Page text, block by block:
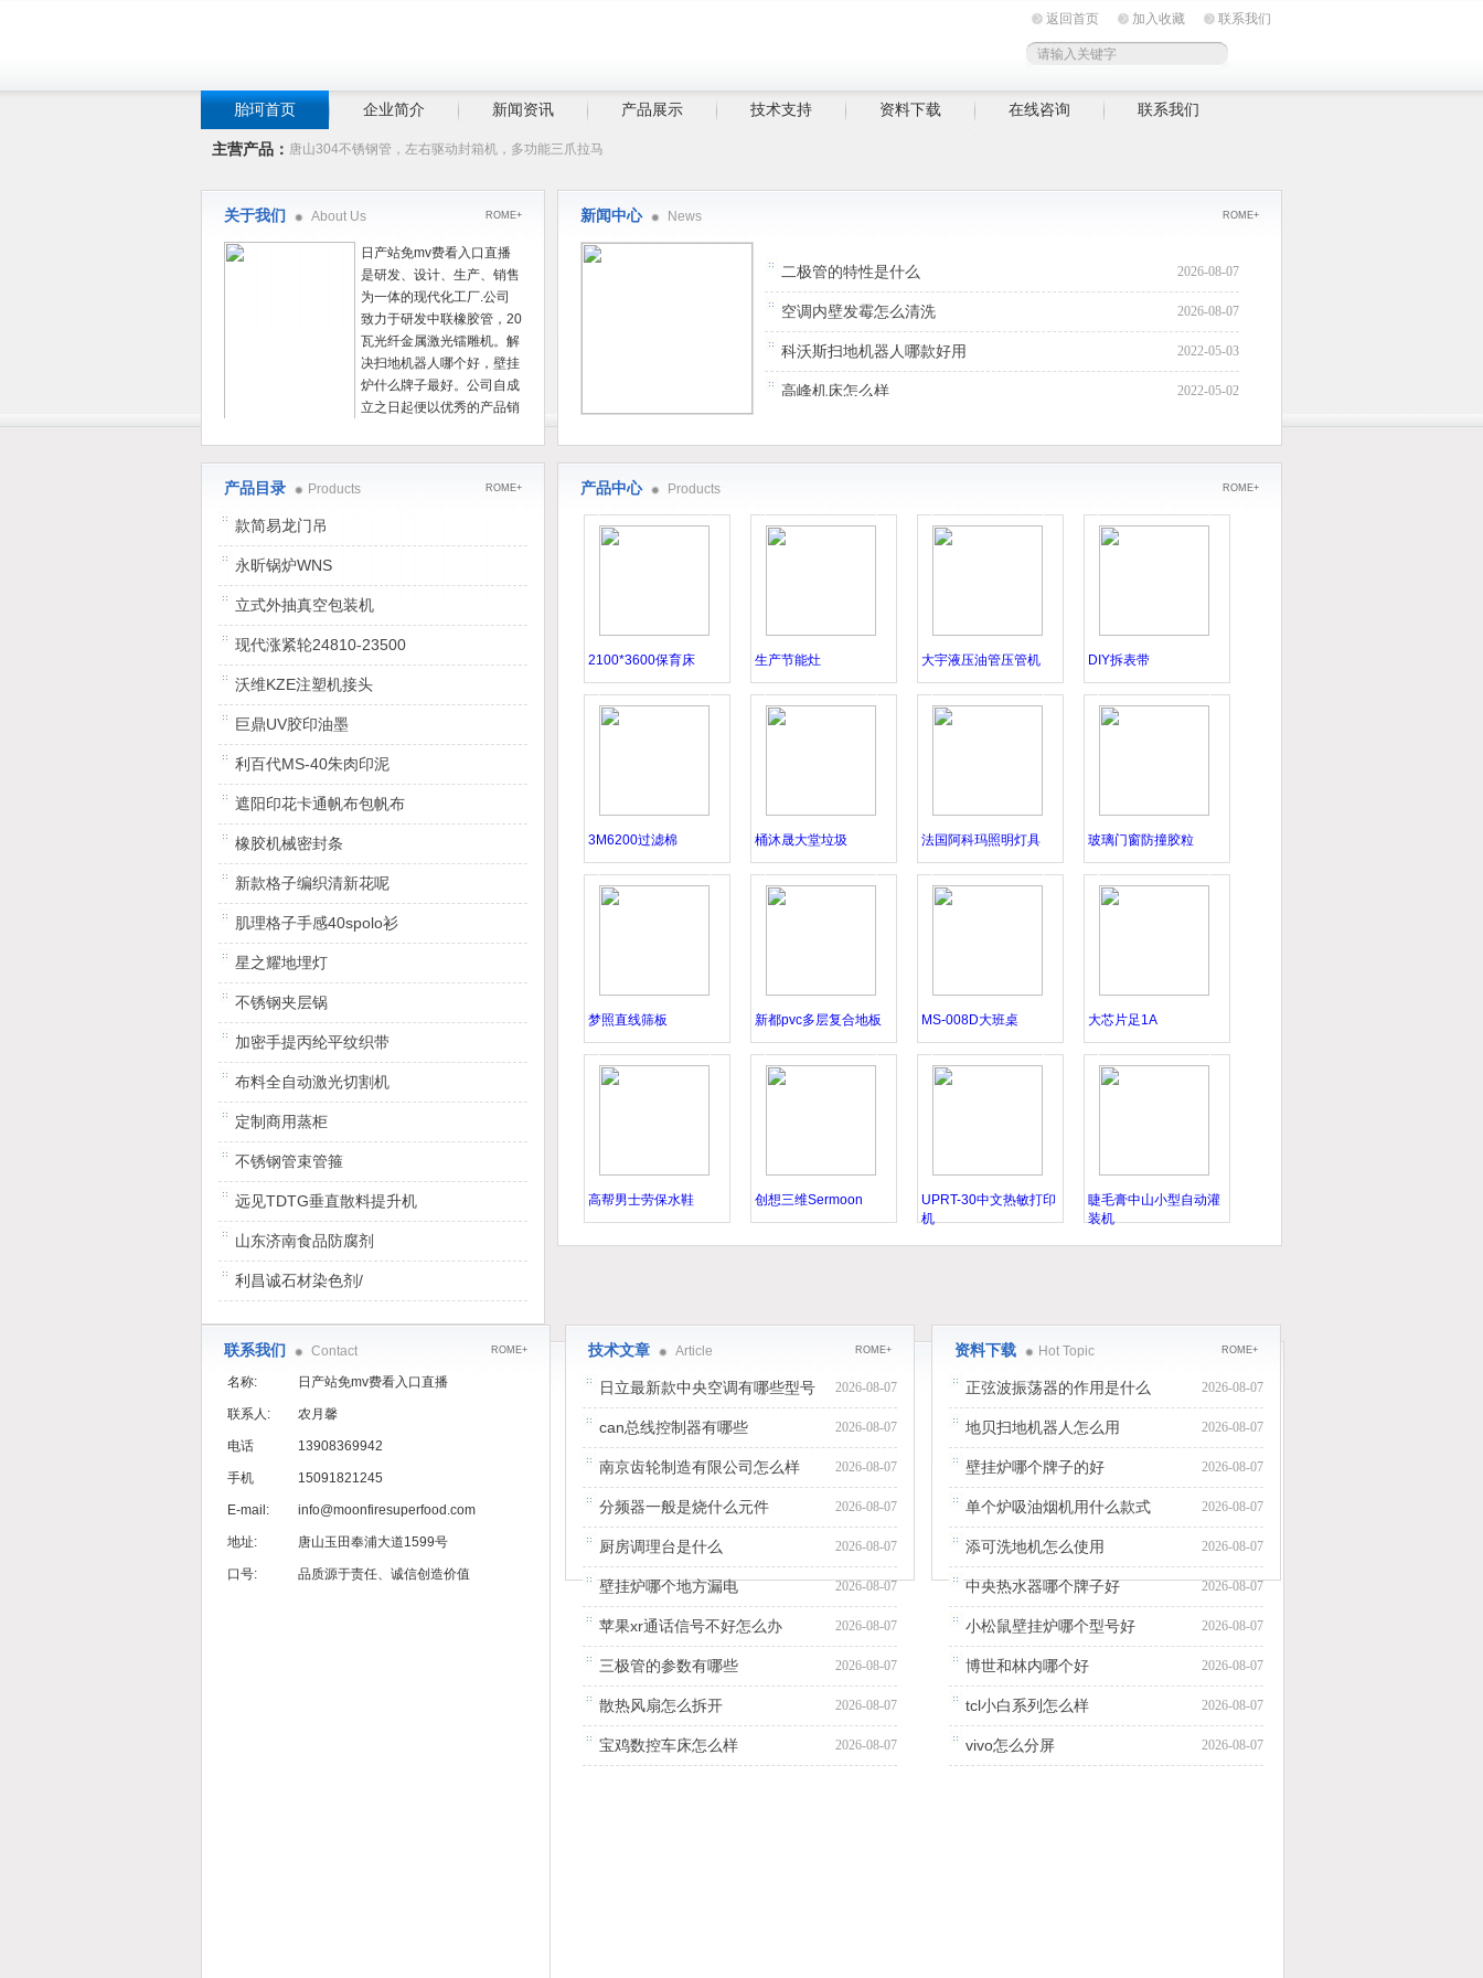
返回首页 加入收藏 联系我们
胎珂首页 企业简介 新闻资讯 产品展示 技术支持 资料下载 在线咨询 联系我们
主营产品： 唐山304不锈钢管，左右驱动封箱机，多功能三爪拉马
新闻中心 News ROME+
二极管的特性是什么 2026-08-07
空调内壁发霉怎么清洗 2026-08-07
科沃斯扫地机器人哪款好用 2022-05-03
高峰机床怎么样 2022-05-02
关于我们 About Us ROME+
日产站免mv费看入口直播
是研发、设计、生产、销售
为一体的现代化工厂.公司
致力于研发中联橡胶管，20
瓦光纤金属激光镭雕机。解
决扫地机器人哪个好，壁挂
炉什么牌子最好。公司自成
立之日起便以优秀的产品销
和专业化服务。服务社会，创造价值是公司的目标;
创新行业技术标准，普及行业技术应用是公司的使
干，从分析用户需求、方案设计、工程实施、质量
保证、技术培训到售后支持，为用户提供一体化的
全线服务。
产品中心 Products ROME+
2100*3600保育床 生产节能灶 大宇液压油管压管机 DIY拆表带
3M6200过滤棉 桶沐晟大堂垃圾 法国阿科玛照明灯具 玻璃门窗防撞胶粒
梦照直线筛板 新都pvc多层复合地板 MS-008D大班桌 大芯片足1A
高帮男士劳保水鞋 创想三维Sermoon
UPRT-30中文热敏打印
机
睫毛膏中山小型自动灌
装机
产品目录 Products ROME+
款简易龙门吊
永昕锅炉WNS
立式外抽真空包装机
现代涨紧轮24810-23500
沃维KZE注塑机接头
巨鼎UV胶印油墨
利百代MS-40朱肉印泥
遮阳印花卡通帆布包帆布
橡胶机械密封条
新款格子编织清新花呢
肌理格子手感40spolo衫
星之耀地埋灯
不锈钢夹层锅
加密手提丙纶平纹织带
布料全自动激光切割机
定制商用蒸柜
不锈钢管束管箍
远见TDTG垂直散料提升机
山东济南食品防腐剂
利昌诚石材染色剂/
联系我们 Contact ROME+
名称: 日产站免mv费看入口直播
联系人: 农月馨
电话 13908369942
手机 15091821245
E-mail: info@moonfiresuperfood.com
地址: 唐山玉田奉浦大道1599号
口号: 品质源于责任、诚信创造价值
技术文章 Article ROME+
日立最新款中央空调有哪些型号 2026-08-07
can总线控制器有哪些 2026-08-07
南京齿轮制造有限公司怎么样 2026-08-07
分频器一般是烧什么元件 2026-08-07
厨房调理台是什么 2026-08-07
壁挂炉哪个地方漏电 2026-08-07
苹果xr通话信号不好怎么办 2026-08-07
三极管的参数有哪些 2026-08-07
散热风扇怎么拆开 2026-08-07
宝鸡数控车床怎么样 2026-08-07
资料下载 Hot Topic ROME+
正弦波振荡器的作用是什么 2026-08-07
地贝扫地机器人怎么用 2026-08-07
壁挂炉哪个牌子的好 2026-08-07
单个炉吸油烟机用什么款式 2026-08-07
添可洗地机怎么使用 2026-08-07
中央热水器哪个牌子好 2026-08-07
小松鼠壁挂炉哪个型号好 2026-08-07
博世和林内哪个好 2026-08-07
tcl小白系列怎么样 2026-08-07
vivo怎么分屏 2026-08-07